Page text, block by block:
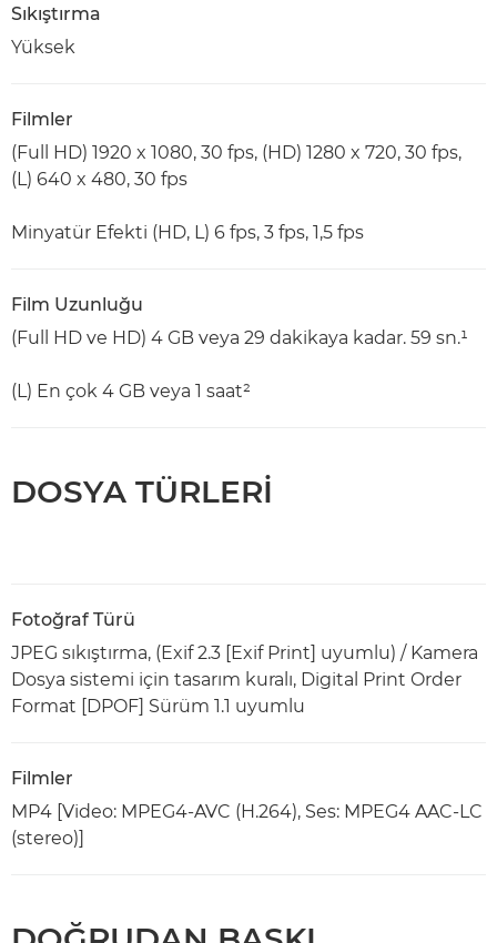
Sıkıştırma
Yüksek
Filmler
(Full HD) 1920 x 1080, 30 fps, (HD) 1280 x 720, 30 fps,
(L) 640 x 480, 30 fps
Minyatür Efekti (HD, L) 6 fps, 3 fps, 1,5 fps
Film Uzunluğu
(Full HD ve HD) 4 GB veya 29 dakikaya kadar. 59 sn.¹
(L) En çok 4 GB veya 1 saat²
DOSYA TÜRLERİ
Fotoğraf Türü
JPEG sıkıştırma, (Exif 2.3 [Exif Print] uyumlu) / Kamera
Dosya sistemi için tasarım kuralı, Digital Print Order
Format [DPOF] Sürüm 1.1 uyumlu
Filmler
MP4 [Video: MPEG4-AVC (H.264), Ses: MPEG4 AAC-LC
(stereo)]